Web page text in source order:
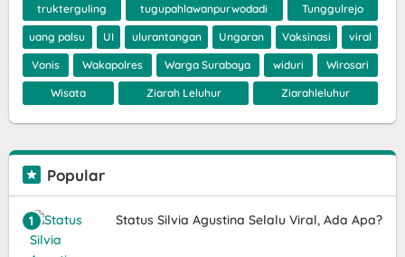
trukterguling tugupahlawanpurwodadi Tunggulrejo
uang palsu UI ulurantangan Ungaran Vaksinasi viral
Vonis Wakapolres Warga Surabaya widuri Wirosari
Wisata Ziarah Leluhur Ziarahleluhur
Popular
Status Silvia Agustina Selalu Viral, Ada Apa?